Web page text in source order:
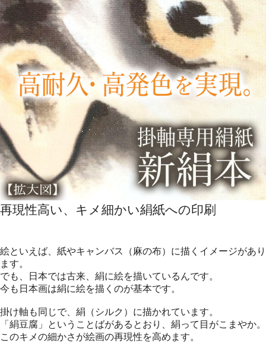
再現性高い、キメ細かい絹紙への印刷
絵といえば、紙やキャンバス（麻の布）に描くイメージがあり
ます。
でも、日本では古来、絹に絵を描いているんです。
今も日本画は絹に絵を描くのが基本です。
掛け軸も同じで、絹（シルク）に描かれています。
「絹豆腐」ということばがあるとおり、絹って目がこまやか。
このキメの細かさが絵画の再現性を高めます。